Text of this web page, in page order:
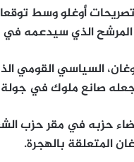
أوغلو وسط
الذي سيدعمه في
صانع ملوك في جولة
حزبه في مقر حزب
المتعلقة بالهجرة.